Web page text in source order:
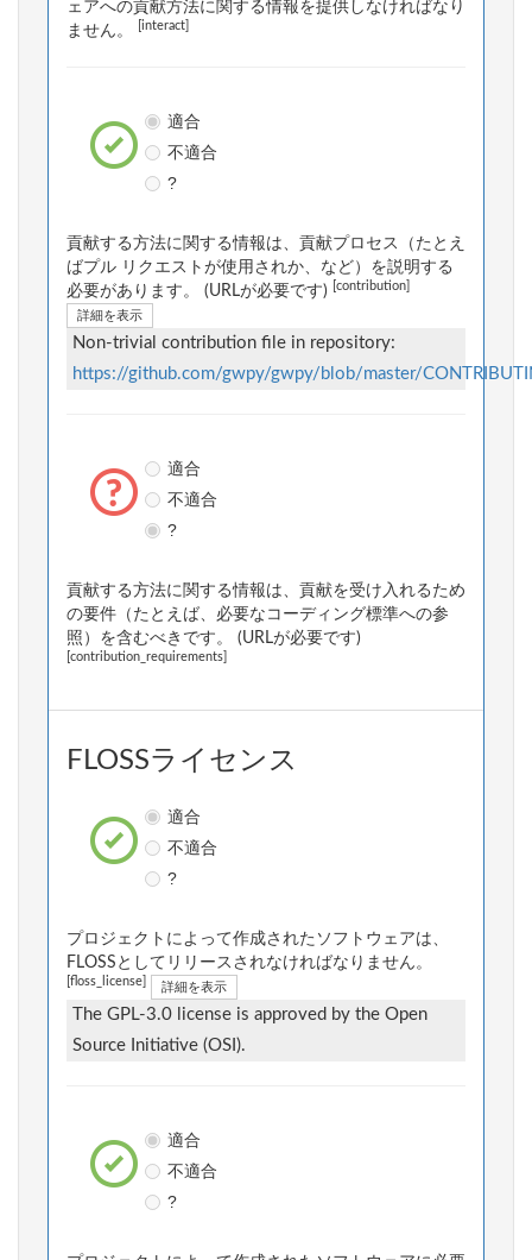
ェアへの貢献方法に関する情報を提供しなければなり
ません。
[interact]
適合
不適合
?
貢献する方法に関する情報は、貢献プロセス（たとえ
ばプル リクエストが使用されか、など）を説明する
必要があります。 (URLが必要です)
[contribution]
詳細を表示
Non-trivial contribution file in repository:
https://github.com/gwpy/gwpy/blob/master/
適合
不適合
?
貢献する方法に関する情報は、貢献を受け入れるため
の要件（たとえば、必要なコーディング標準への参
照）を含むべきです。 (URLが必要です)
[contribution_requirements]
FLOSSライセンス
適合
不適合
?
プロジェクトによって作成されたソフトウェアは、
FLOSSとしてリリースされなければなりません。
[floss_license] 詳細を表示
The GPL-3.0 license is approved by the Open
Source Initiative (OSI).
適合
不適合
?